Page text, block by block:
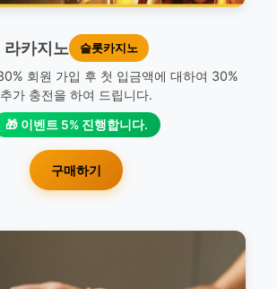
라카지노 슬롯카지노
회원 가입 후 첫 입금액에 대하여 30%
추가 충전을 하여 드립니다.
🎁 이벤트 5% 진행합니다.
구매하기